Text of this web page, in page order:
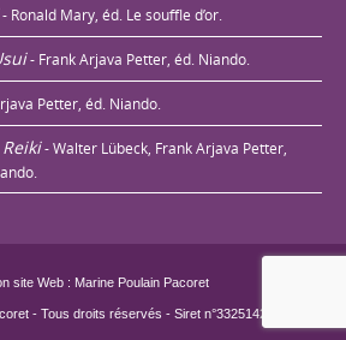
- Ronald Mary, éd. Le souffle d’or.
- Frank Arjava Petter, éd. Niando.
Petter, éd. Niando.
- Walter Lübeck, Frank Arjava Petter,
site Web : Marine Poulain Pacoret
- Tous droits réservés - Siret n°33251429800022